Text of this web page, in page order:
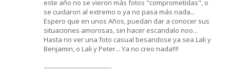
este año no se vieron más fotos "comprometidas", o
se cuidaron al extremo o ya no pasa más nada...
Espero que en unos Años, puedan dar a conocer sus
situaciones amorosas, sin hacer escandalo noo...
Hasta no ver una foto casual besandose ya sea Lali y
Benjamin, o Lali y Peter... Ya no creo nada!!!!
---------------------------------